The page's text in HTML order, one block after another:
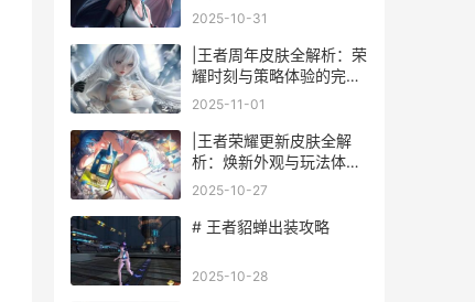
2025-10-31
|王者周年皮肤全解析：荣
耀时刻与策略体验的完美
结合|
2025-11-01
|王者荣耀更新皮肤全解
析：焕新外观与玩法体验
全面升级|
2025-10-27
# 王者貂蝉出装攻略
2025-10-28